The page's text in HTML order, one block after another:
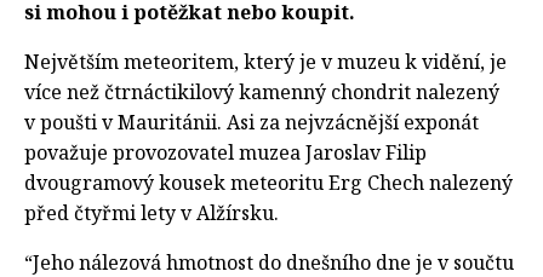
si mohou i potěžkat nebo koupit.
Největším meteoritem, který je v muzeu k vidění, je
více než čtrnáctikilový kamenný chondrit nalezený
v poušti v Mauritánii. Asi za nejvzácnější exponát
považuje provozovatel muzea Jaroslav Filip
dvougramový kousek meteoritu Erg Chech nalezený
před čtyřmi lety v Alžírsku.
“Jeho nálezová hmotnost do dnešního dne je v součtu